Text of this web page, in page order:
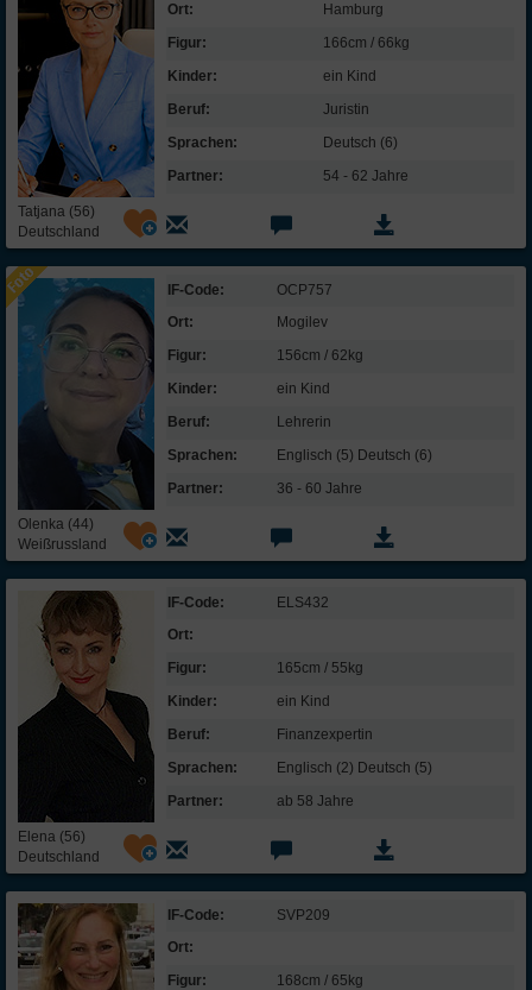
Tatjana (56)
Deutschland
Ort:
Hamburg
Figur:
166cm / 66kg
Kinder:
ein Kind
Beruf:
Juristin
Sprachen:
Deutsch (6)
Partner:
54 - 62 Jahre
Olenka (44)
Weißrussland
IF-Code:
OCP757
Ort:
Mogilev
Figur:
156cm / 62kg
Kinder:
ein Kind
Beruf:
Lehrerin
Sprachen:
Englisch (5) Deutsch (6)
Partner:
36 - 60 Jahre
Elena (56)
Deutschland
IF-Code:
ELS432
Ort:
Figur:
165cm / 55kg
Kinder:
ein Kind
Beruf:
Finanz­expertin
Sprachen:
Englisch (2) Deutsch (5)
Partner:
ab 58 Jahre
IF-Code:
SVP209
Ort:
Figur:
168cm / 65kg